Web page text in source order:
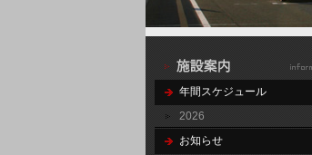
年間スケジュール
2026
お知らせ